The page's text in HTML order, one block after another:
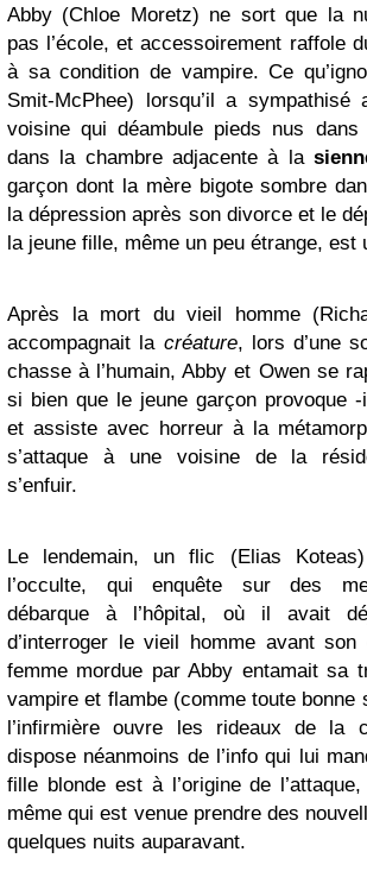
Abby (Chloe Moretz) ne sort que la
pas l’école, et accessoirement raffole
à sa condition de vampire. Ce
Smit-McPhee) lorsqu’il a sympathisé
voisine qui déambule pieds nus
dans la chambre adjacente à la
garçon dont la mère bigote sombre
la dépression après son divorce et le
la jeune fille, même un peu étrange, est
Après la mort du vieil homme
accompagnait la créature, lors d’une
chasse à l’humain, Abby et Owen se
si bien que le jeune garçon provoque -
et assiste avec horreur à la
s’attaque à une voisine de la
s’enfuir.
Le lendemain, un flic (Elias
l’occulte, qui enquête sur des
débarque à l’hôpital, où il avait
d’interroger le vieil homme avant
femme mordue par Abby entamait sa
vampire et flambe (comme toute bonne
l’infirmière ouvre les rideaux de la
dispose néanmoins de l’info qui lui
fille blonde est à l’origine de
même qui est venue prendre des
quelques nuits auparavant.